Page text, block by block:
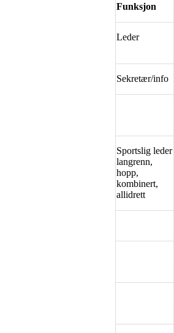
Funksjon
Leder
Sekretær/info
Sportslig leder
langrenn,
hopp,
kombinert,
allidrett